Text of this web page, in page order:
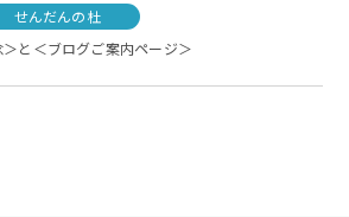
せんだんの杜
と＜ブログご案内ページ＞